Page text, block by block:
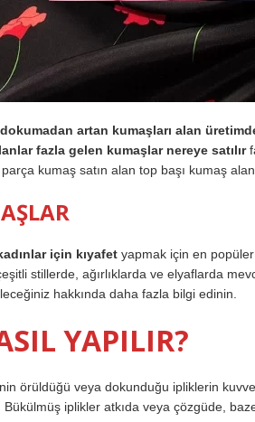
dokumadan artan kumaşları alan
fazla gelen kumaşlar nereye satılır
kumaş satın alan top başı kumaş
için kıyafet yapmak için en
stillerde, ağırlıklarda ve elyaflarda
hakkında daha fazla bilgi edinin.
YAPILIR?
örüldüğü veya dokunduğu ipliklerin
Bükülmüş iplikler atkıda veya çözgüde,